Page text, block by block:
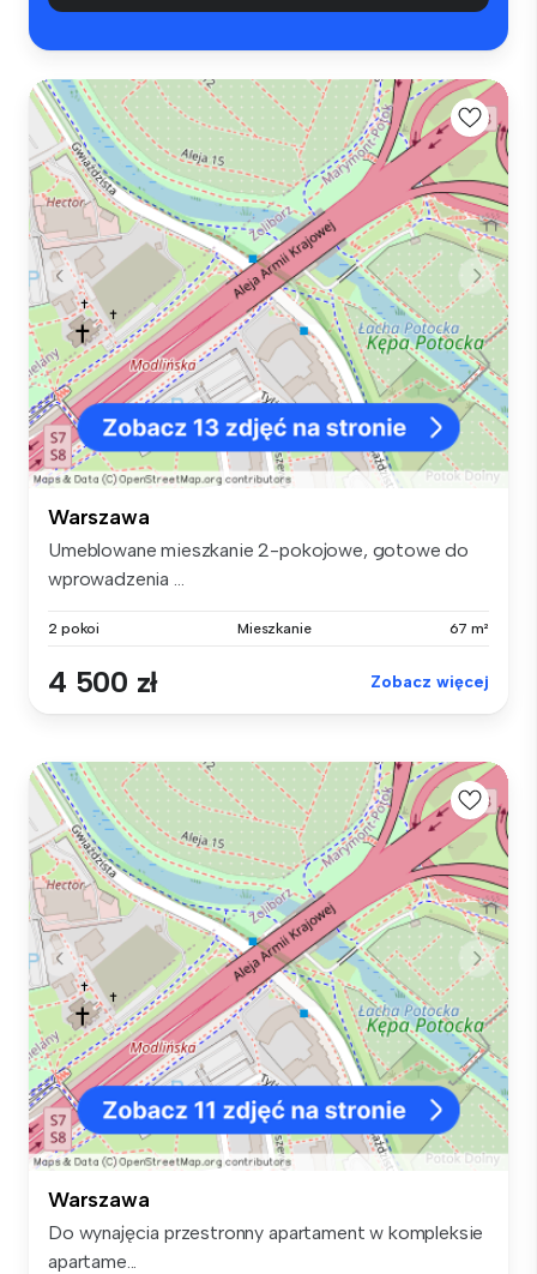
Warszawa
Umeblowane mieszkanie 2-pokojowe, gotowe do
wprowadzenia ...
2 pokoi Mieszkanie 67 m²
4 500 zł Zobacz więcej
Warszawa
Do wynajęcia przestronny apartament w kompleksie
apartame...